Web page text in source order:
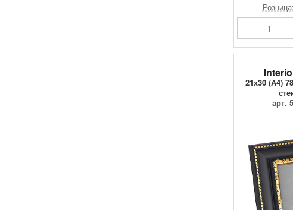
21x30 (A4)
арт.